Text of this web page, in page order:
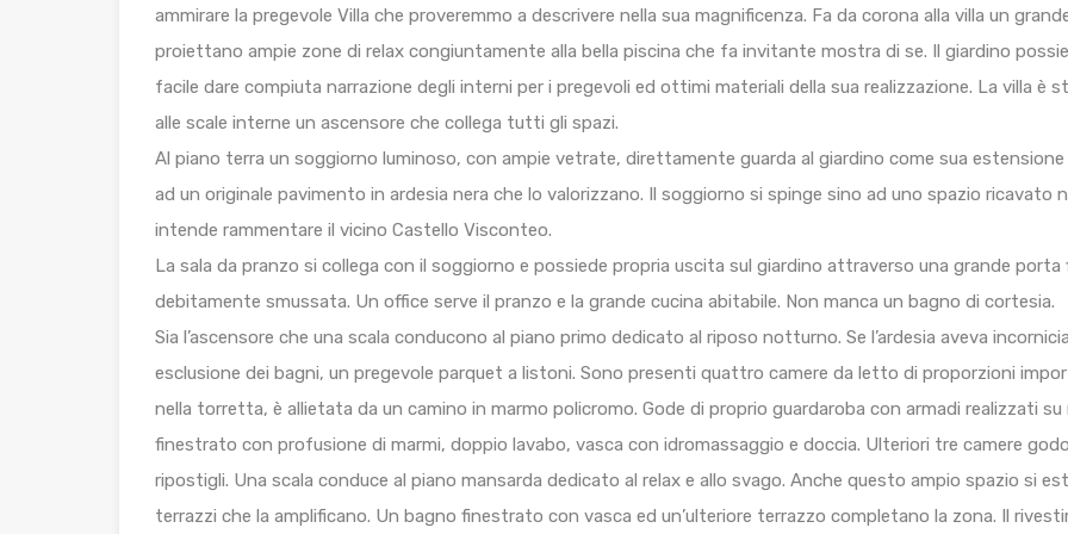
ammirare la pregevole Villa che proveremmo a descrivere nella sua magnificenza. Fa da corona alla villa un
proiettano ampie zone di relax congiuntamente alla bella piscina che fa invitante mostra di se. Il giardino
facile dare compiuta narrazione degli interni per i pregevoli ed ottimi materiali della sua realizzazione. La villa è
alle scale interne un ascensore che collega tutti gli spazi.
Al piano terra un soggiorno luminoso, con ampie vetrate, direttamente guarda al giardino come sua
ad un originale pavimento in ardesia nera che lo valorizzano. Il soggiorno si spinge sino ad uno spazio
intende rammentare il vicino Castello Visconteo.
La sala da pranzo si collega con il soggiorno e possiede propria uscita sul giardino attraverso una grande
debitamente smussata. Un office serve il pranzo e la grande cucina abitabile. Non manca un bagno di cortesia.
Sia l’ascensore che una scala conducono al piano primo dedicato al riposo notturno. Se l’ardesia aveva
esclusione dei bagni, un pregevole parquet a listoni. Sono presenti quattro camere da letto di proporzioni
nella torretta, è allietata da un camino in marmo policromo. Gode di proprio guardaroba con armadi realizzati su
finestrato con profusione di marmi, doppio lavabo, vasca con idromassaggio e doccia. Ulteriori tre camere
ripostigli. Una scala conduce al piano mansarda dedicato al relax e allo svago. Anche questo ampio spazio si
terrazzi che la amplificano. Un bagno finestrato con vasca ed un’ulteriore terrazzo completano la zona. Il